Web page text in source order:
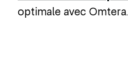
optimale avec Omtera.